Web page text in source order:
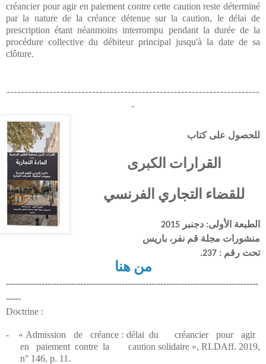
créancier pour agir en paiement contre cette caution reste déterminé
par la nature de la créance détenue sur la caution, le délai de
prescription étant néanmoins interrompu pendant la durée de la
procédure collective du débiteur principal jusqu'à la date de sa
clôture.
-----------------------------------------------------------------------
-
للحصول على كتاب
القرارات الكبرى
للقضاء التجاري الفرنسي
الطبعة الأولى: دجنبر 2015
منشورات مجلة قم نفر، باريس
تحت رقم : 237.
من هنا
-------------------------------------------------------------------------------------
-----
Doctrine :
-
« Admission de créance : délai du créancier pour agir
en paiement contre la caution solidaire », RLDAff. 2019,
n° 146, p. 11.